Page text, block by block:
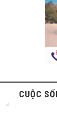
CUỘC